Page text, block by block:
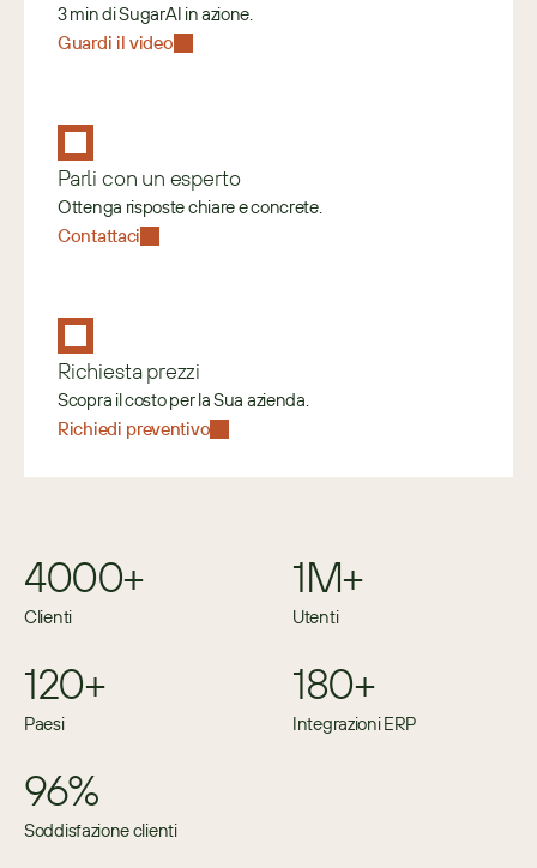
3 min di SugarAI in azione.
Guardi il video
Parli con un esperto
Ottenga risposte chiare e concrete.
Contattaci
Richiesta prezzi
Scopra il costo per la Sua azienda.
Richiedi preventivo
4000+
Clienti
1M+
Utenti
120+
Paesi
180+
Integrazioni ERP
96%
Soddisfazione clienti